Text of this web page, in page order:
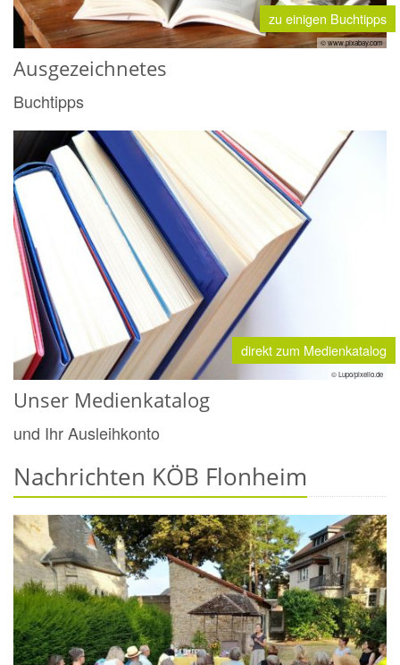
zu einigen Buchtipps
© www.pixabay.com
Ausgezeichnetes
Buchtipps
direkt zum Medienkatalog
© Lupo/pixelio.de
Unser Medienkatalog
und Ihr Ausleihkonto
Nachrichten KÖB Flonheim